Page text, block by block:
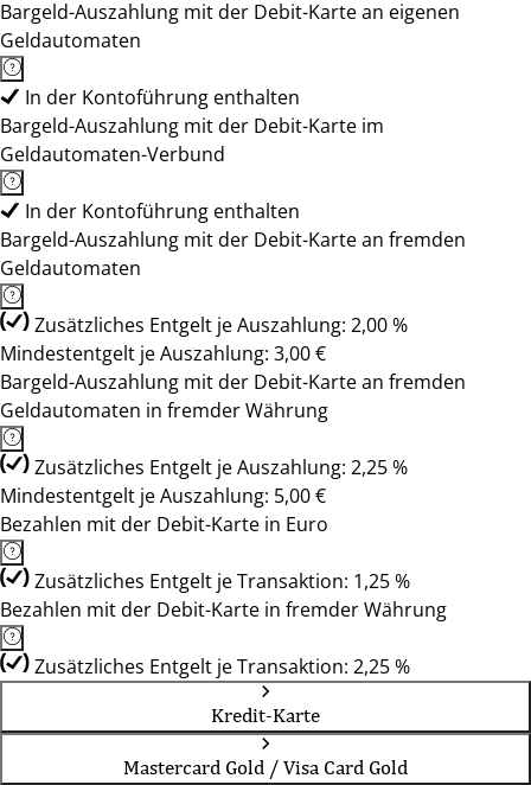
Bargeld-Auszahlung mit der Debit-Karte an eigenen
Geldautomaten
In der Kontoführung enthalten
Bargeld-Auszahlung mit der Debit-Karte im
Geldautomaten-Verbund
In der Kontoführung enthalten
Bargeld-Auszahlung mit der Debit-Karte an fremden
Geldautomaten
Zusätzliches Entgelt je Auszahlung: 2,00 %
Mindestentgelt je Auszahlung: 3,00 €
Bargeld-Auszahlung mit der Debit-Karte an fremden
Geldautomaten in fremder Währung
Zusätzliches Entgelt je Auszahlung: 2,25 %
Mindestentgelt je Auszahlung: 5,00 €
Bezahlen mit der Debit-Karte in Euro
Zusätzliches Entgelt je Transaktion: 1,25 %
Bezahlen mit der Debit-Karte in fremder Währung
Zusätzliches Entgelt je Transaktion: 2,25 %
Kredit-Karte
Mastercard Gold / Visa Card Gold